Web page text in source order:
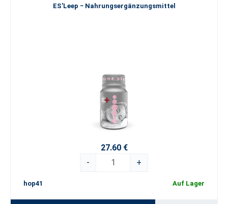
ES'Leep − Nahrungsergänzungsmittel
27.60 €
-
+
hop41 Auf Lager